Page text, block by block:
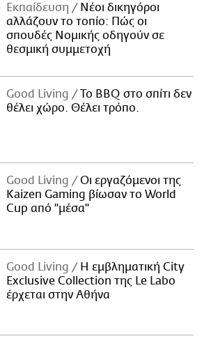
Εκπαίδευση
Νέοι δικηγόροι
αλλάζουν το τοπίο: Πώς οι
σπουδές Νομικής οδηγούν σε
θεσμική συμμετοχή
Good Living
Το BBQ στο σπίτι δεν
θέλει χώρο. Θέλει τρόπο.
Good Living
Οι εργαζόμενοι της
Kaizen Gaming βίωσαν το World
Cup από "μέσα"
Good Living
Η εμβληματική City
Exclusive Collection της Le Labo
έρχεται στην Αθήνα